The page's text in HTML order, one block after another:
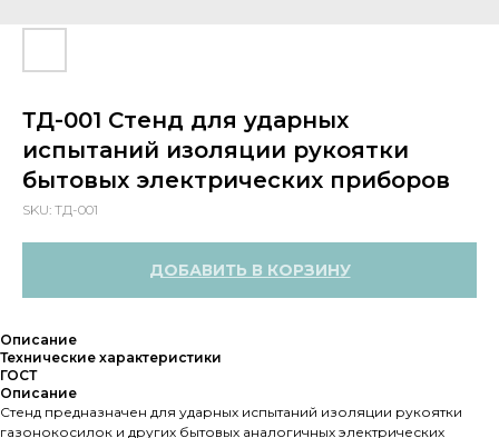
ТД-001 Стенд для ударных
испытаний изоляции рукоятки
бытовых электрических приборов
SKU: ТД-001
ДОБАВИТЬ В КОРЗИНУ
Описание
Технические характеристики
ГОСТ
Описание
Стенд предназначен для ударных испытаний изоляции рукоятки
газонокосилок и других бытовых аналогичных электрических